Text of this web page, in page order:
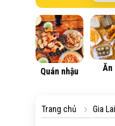
Quán nhậu Ăn
Trang chủ Gia Lai